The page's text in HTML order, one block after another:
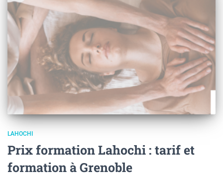
LAHOCHI
Prix formation Lahochi : tarif et
formation à Grenoble